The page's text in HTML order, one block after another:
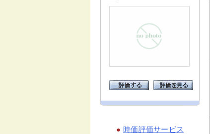
● 時価評価サービス